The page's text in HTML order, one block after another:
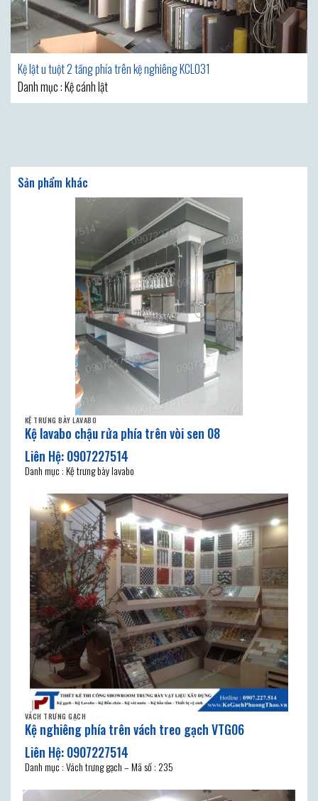
Kệ lật u tuột 2 tầng phía trên kệ nghiêng KCL031
Danh mục : Kệ cánh lật
Sản phẩm khác
KỆ TRƯNG BÀY LAVABO
Kệ lavabo chậu rửa phía trên vòi sen 08
Danh mục : Kệ trưng bày lavabo
VÁCH TRƯNG GẠCH
Kệ nghiêng phía trên vách treo gạch VTG06
Danh mục : Vách trưng gạch – Mã số : 235